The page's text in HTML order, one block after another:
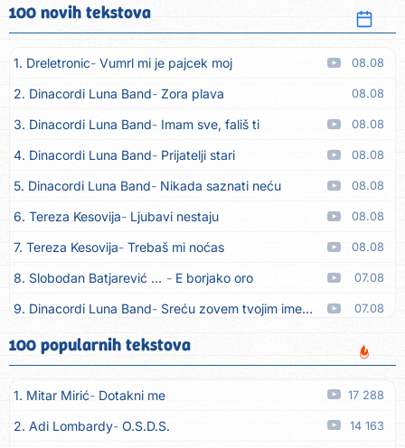
100 novih tekstova
1. Dreletronic Vumrl mi je pajcek moj 08.08
2. Dinacordi Luna Band Zora plava 08.08
3. Dinacordi Luna Band Imam sve, fališ ti 08.08
4. Dinacordi Luna Band Prijatelji stari 08.08
5. Dinacordi Luna Band Nikada saznati neću 08.08
6. Tereza Kesovija Ljubavi nestaju 08.08
7. Tereza Kesovija Trebaš mi noćas 08.08
8. Slobodan Batjarević Čobe E borjako oro 07.08
9. Dinacordi Luna Band Sreću zovem tvojim imenom (feat. Kristina Smetko) 07.08
10. Dinacordi Luna Band Tamburaši (feat. Kristina Smetko)
11. Dinacordi Luna Band Tvoja šutnja (feat. Kristina Smetko) 07.08
12. Tamara Brusić Neću kuhat´, neću prat´ 07.08
13. Grupa TNT Rijeka Via Roma, nikad doma 07.08
100 popularnih tekstova
1. Mitar Mirić Dotakni me 17 288
2. Adi Lombardy O.S.D.S. 14 163